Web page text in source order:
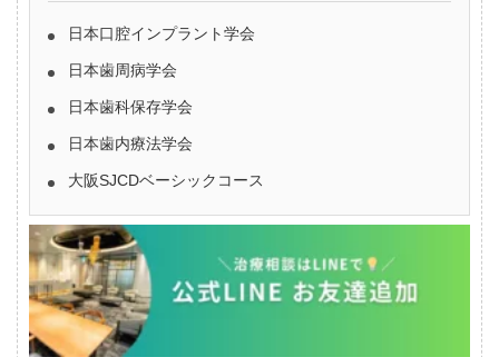
日本口腔インプラント学会
日本歯周病学会
日本歯科保存学会
日本歯内療法学会
大阪SJCDベーシックコース